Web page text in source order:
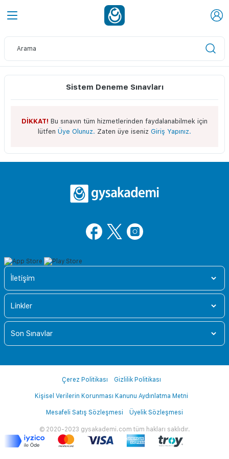
Sistem Deneme Sınavları
DİKKAT! Bu sınavın tüm hizmetlerinden faydalanabilmek için
lütfen Üye Olunuz. Zaten üye iseniz Giriş Yapınız.
İletişim
Linkler
Son Sınavlar
© 2020-2023 gysakademi.com tüm hakları saklıdır.
Çerez Politikası Gizlilik Politikası
Kişisel Verilerin Korunması Kanunu Aydınlatma Metni
Mesafeli Satış Sözleşmesi Üyelik Sözleşmesi